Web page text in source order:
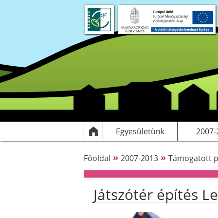
Egyesületünk
Főoldal » 2007-2013 » Támogatott
Játszótér építés
Rólunk Elérhetőségek
Dokumentumok
Egyesülethez csatlakozás